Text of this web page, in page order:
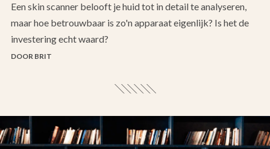
Een skin scanner belooft je huid tot in detail te analyseren,
maar hoe betrouwbaar is zo'n apparaat eigenlijk? Is het de
investering echt waard?
DOOR BRIT